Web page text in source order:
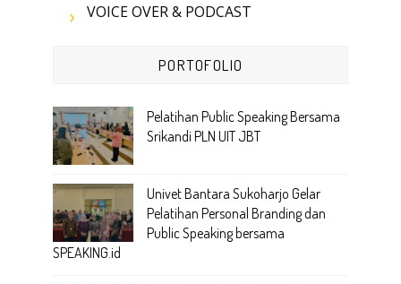
VOICE OVER & PODCAST
PORTOFOLIO
Pelatihan Public Speaking Bersama
Srikandi PLN UIT JBT
Univet Bantara Sukoharjo Gelar
Pelatihan Personal Branding dan
Public Speaking bersama
SPEAKING.id